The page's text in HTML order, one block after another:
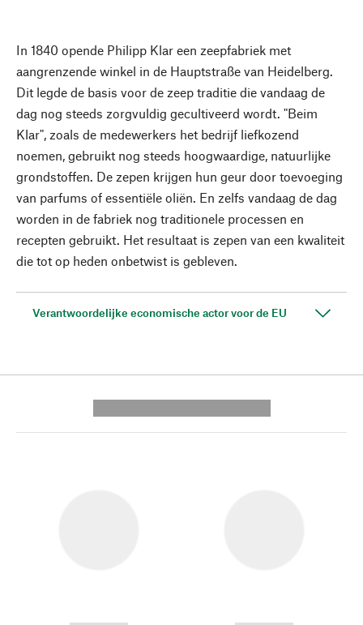
In 1840 opende Philipp Klar een zeepfabriek met
aangrenzende winkel in de Hauptstraße van Heidelberg.
Dit legde de basis voor de zeep traditie die vandaag de
dag nog steeds zorgvuldig gecultiveerd wordt. "Beim
Klar", zoals de medewerkers het bedrijf liefkozend
noemen, gebruikt nog steeds hoogwaardige, natuurlijke
grondstoffen. De zepen krijgen hun geur door toevoeging
van parfums of essentiële oliën. En zelfs vandaag de dag
worden in de fabriek nog traditionele processen en
recepten gebruikt. Het resultaat is zepen van een kwaliteit
die tot op heden onbetwist is gebleven.
Verantwoordelijke economische actor voor de EU